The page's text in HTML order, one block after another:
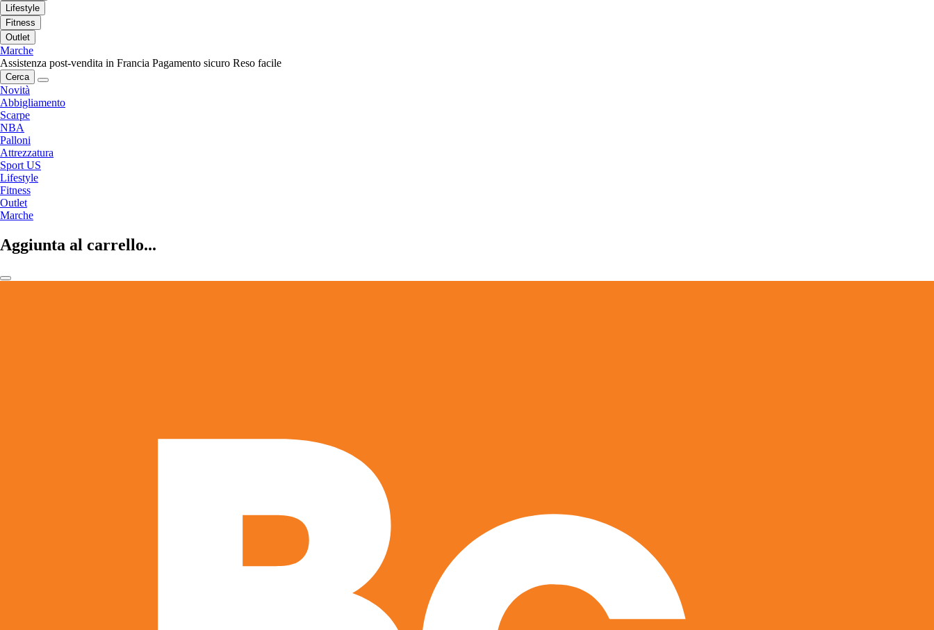
Lifestyle
Fitness
Outlet
Marche
Assistenza post-vendita in Francia Pagamento sicuro Reso facile
Cerca
Novità
Abbigliamento
Scarpe
NBA
Palloni
Attrezzatura
Sport US
Lifestyle
Fitness
Outlet
Marche
Aggiunta al carrello...